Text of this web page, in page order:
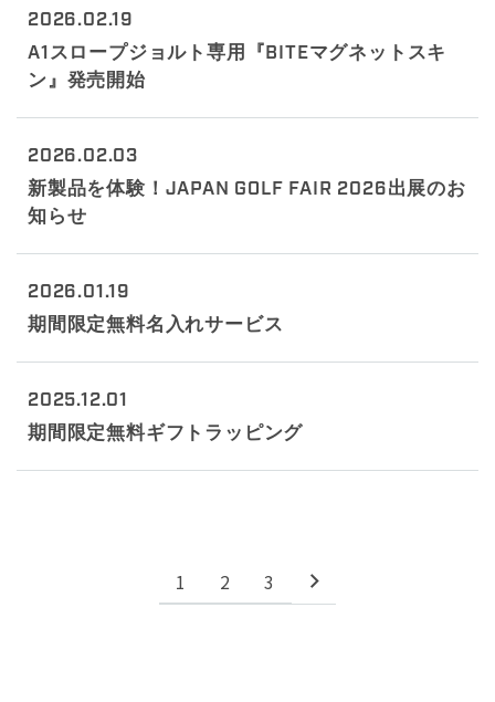
2026.02.19
A1スロープジョルト専用『BITEマグネットスキ
ン』発売開始
2026.02.03
新製品を体験！JAPAN GOLF FAIR 2026出展のお
知らせ
2026.01.19
期間限定無料名入れサービス
2025.12.01
期間限定無料ギフトラッピング
1 2 3